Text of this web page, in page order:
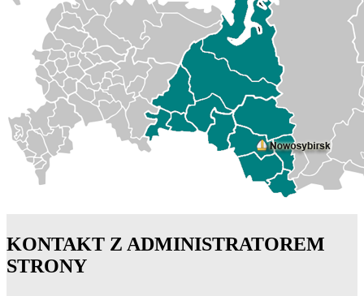
KONTAKT Z ADMINISTRATOREM
STRONY